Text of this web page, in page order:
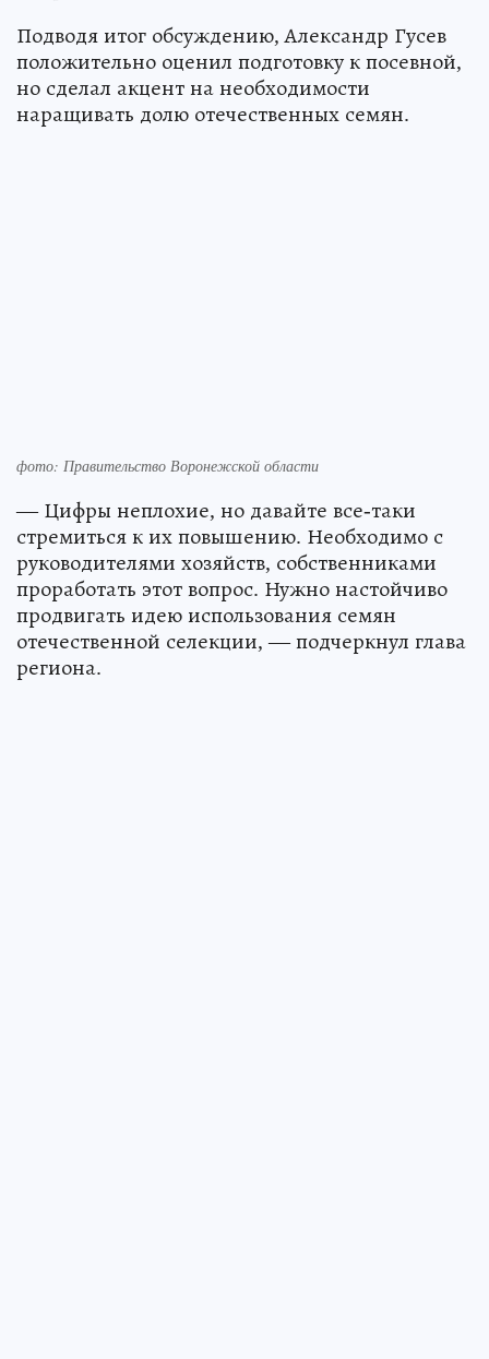
Подводя итог обсуждению, Александр Гусев
положительно оценил подготовку к посевной,
но сделал акцент на необходимости
наращивать долю отечественных семян.
фото: Правительство Воронежской области
— Цифры неплохие, но давайте все-таки
стремиться к их повышению. Необходимо с
руководителями хозяйств, собственниками
проработать этот вопрос. Нужно настойчиво
продвигать идею использования семян
отечественной селекции, — подчеркнул глава
региона.